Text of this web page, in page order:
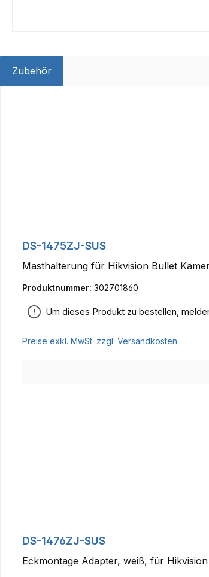
Zubehör
DS-1475ZJ-SUS
Masthalterung für Hikvision Bullet
Produktnummer: 302701860
Um dieses Produkt zu bestellen,
Preise exkl. MwSt. zzgl. Versandkosten
DS-1476ZJ-SUS
Eckmontage Adapter, weiß, für